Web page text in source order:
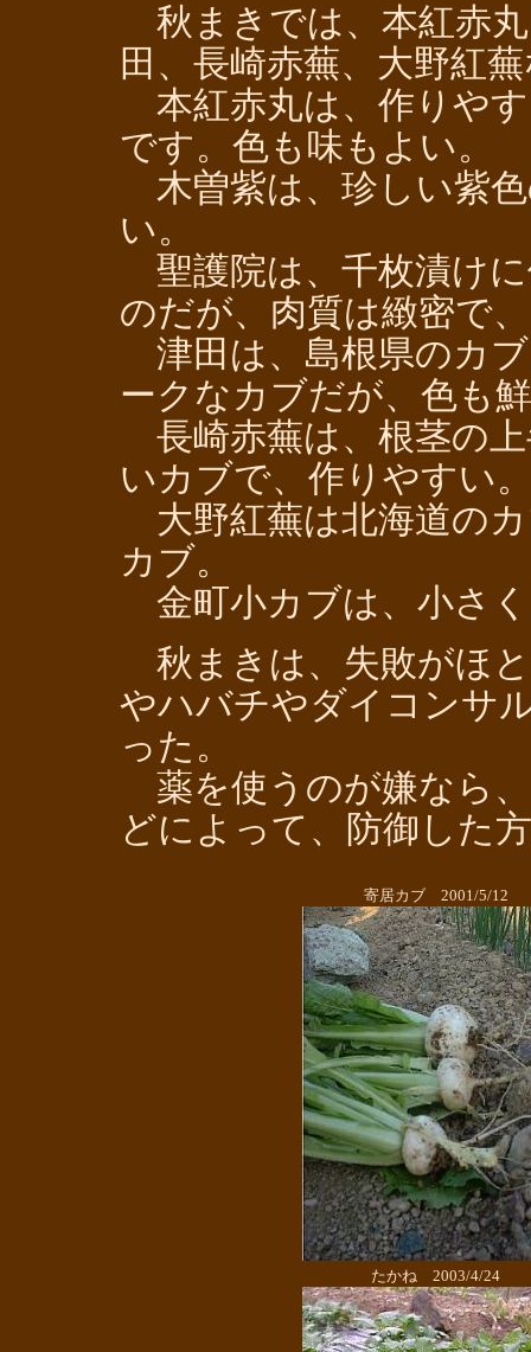
秋まきでは、本紅赤
田、長崎赤蕪、大野紅
本紅赤丸は、作りや
です。色も味もよい。
木曽紫は、珍しい紫
い。
聖護院は、千枚漬け
のだが、肉質は緻密で
津田は、島根県のカ
ークなカブだが、色も
長崎赤蕪は、根茎の
いカブで、作りやすい
大野紅蕪は北海道の
カブ。
金町小カブは、小さ
秋まきは、失敗がほ
やハバチやダイコンサ
った。
薬を使うのが嫌なら
どによって、防御した
寄居カブ 2001/5/12
たかね 2003/4/24